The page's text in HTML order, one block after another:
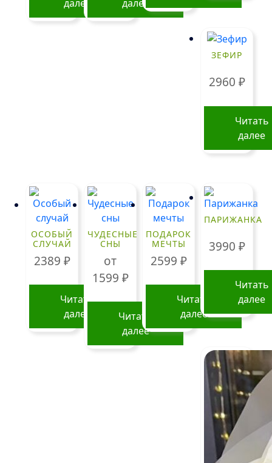
далее
далее
ЗЕФИР
2960 ₽
Читать
далее
ОСОБЫЙ
СЛУЧАЙ
2389 ₽
Читать
далее
ЧУДЕСНЫЕ
СНЫ
от
1599 ₽
Читать
далее
ПОДАРОК
МЕЧТЫ
2599 ₽
Читать
далее
ПАРИЖАНКА
3990 ₽
Читать
далее